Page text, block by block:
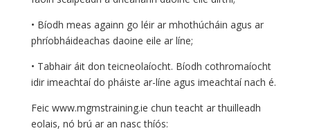
• Bíodh meas againn go léir ar mhothúcháin agus ar
phríobháideachas daoine eile ar líne;
• Tabhair áit don teicneolaíocht. Bíodh cothromaíocht
idir imeachtaí do pháiste ar-líne agus imeachtaí nach é.
Feic www.mgmstraining.ie chun teacht ar thuilleadh
eolais, nó brú ar an nasc thíós: